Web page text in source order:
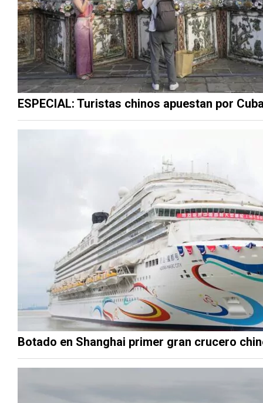
ESPECIAL: Turistas chinos apuestan por
Botado en Shanghai primer gran crucero